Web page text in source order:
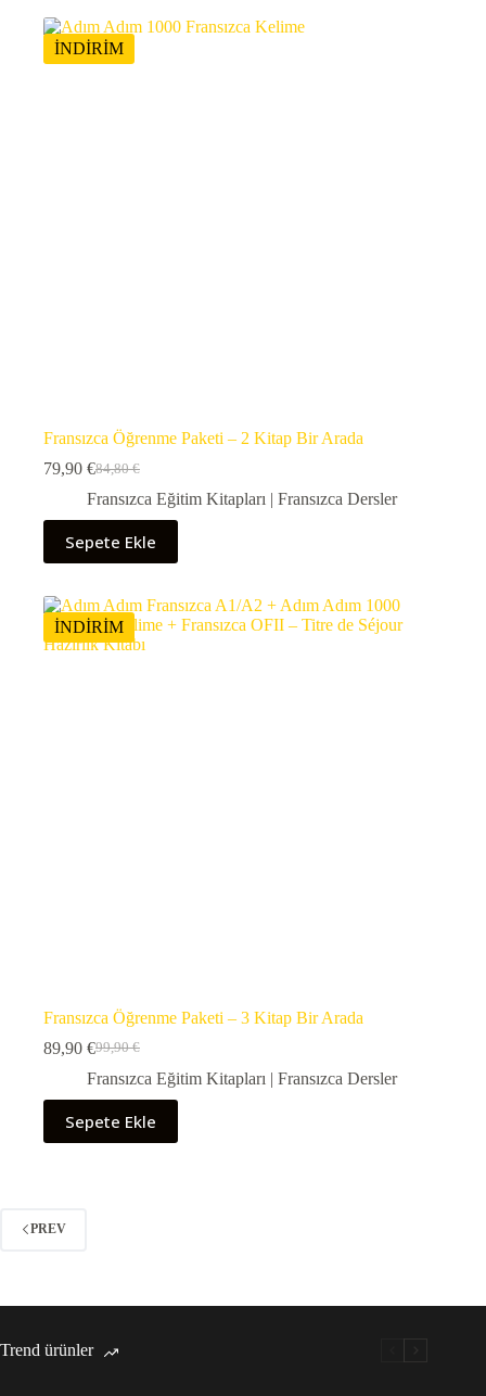
İNDİRİM
Fransızca Öğrenme Paketi – 2 Kitap Bir Arada
84,80€
Orijinal
fiyat:
84,80 €.
79,90 €Şu
andaki
fiyat:
79,90 €.
Fransızca Eğitim Kitapları | Fransızca Dersler
Sepete Ekle
İNDİRİM
Fransızca Öğrenme Paketi – 3 Kitap Bir Arada
99,90€
Orijinal
fiyat:
89,90 €Şu
andaki
89,90 €.
Fransızca Eğitim Kitapları | Fransızca Dersler
Sepete Ekle
PREV
Trend ürünler